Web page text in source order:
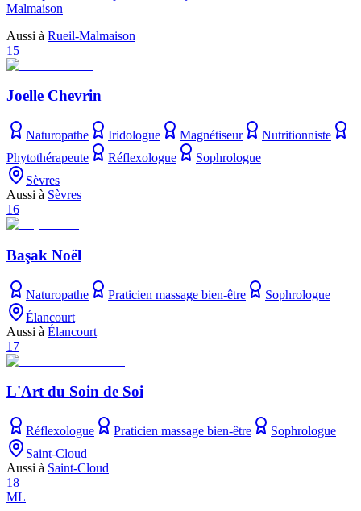
Malmaison
Aussi à Rueil-Malmaison
15
Joelle Chevrin
Naturopathe Iridologue Magnétiseur
Nutritionniste
Phytothérapeute
Réflexologue
Sophrologue
Sèvres
Aussi à Sèvres
16
Başak Noël
Naturopathe Praticien massage bien-être
Sophrologue
Élancourt
Aussi à Élancourt
17
L'Art du Soin de Soi
Réflexologue Praticien massage bien-être
Sophrologue
Saint-Cloud
Aussi à Saint-Cloud
18
ML